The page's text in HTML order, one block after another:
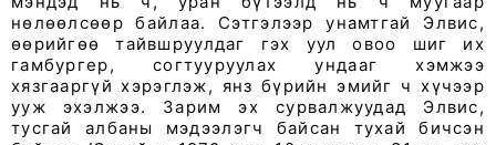
нөлөөлсөөр байлаа. Сэтгэлээр унамтгай Элвис,
өөрийгөө тайвшруулдаг гэх уул овоо шиг их
гамбургер, согтууруулах ундааг хэмжээ
хязгааргүй хэрэглэж, янз бүрийн эмийг ч хүчээр
ууж эхэлжээ. Зарим эх сурвалжуудад Элвис,
тусгай албаны мэдээлэгч байсан тухай бичсэн